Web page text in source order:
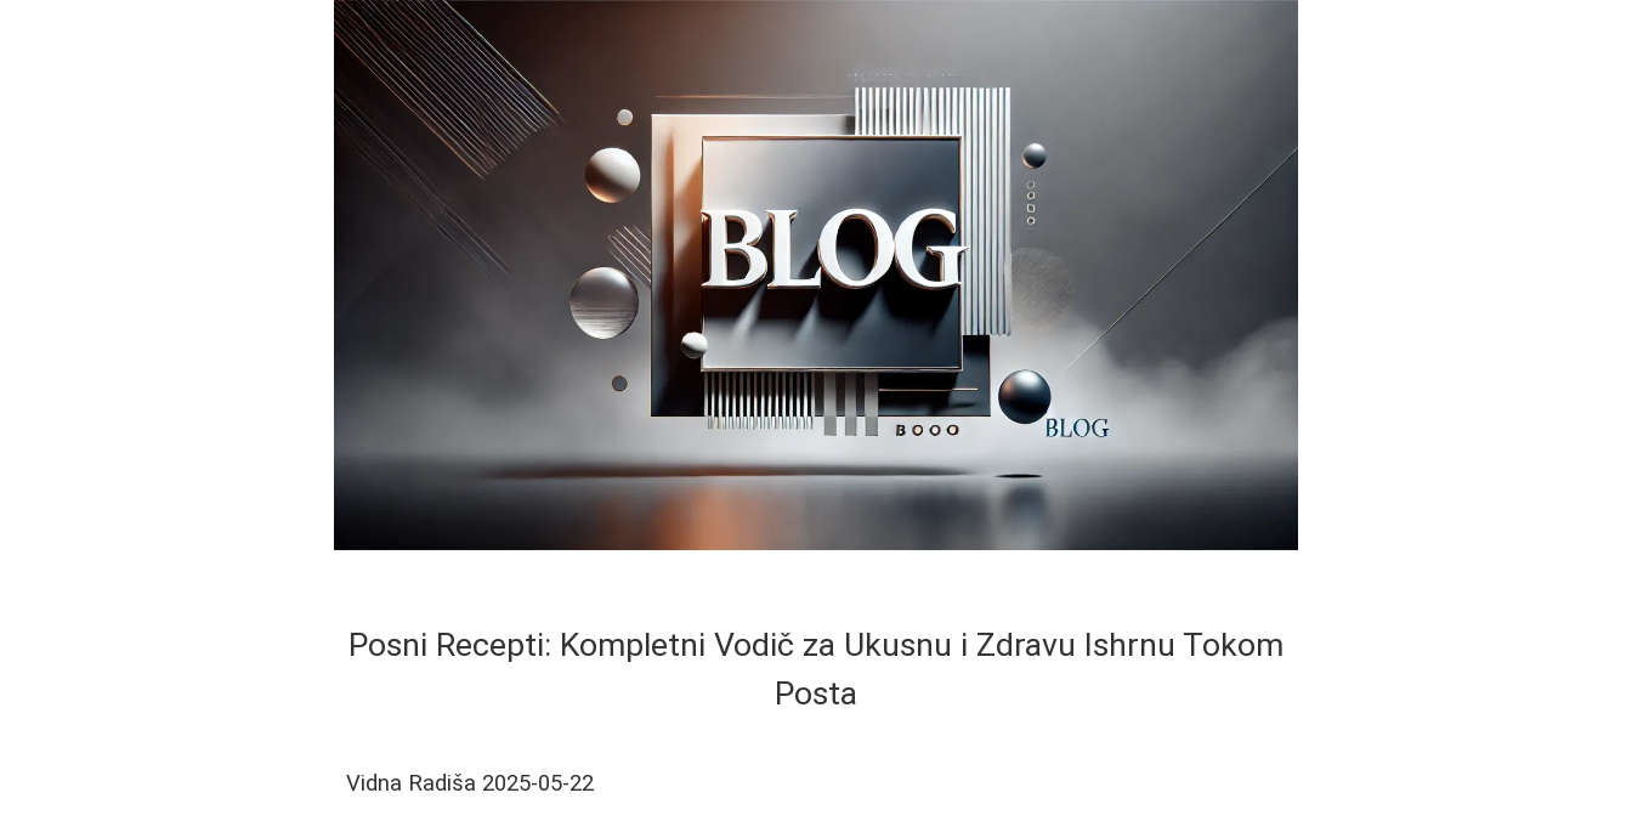
Posni Recepti: Kompletni Vodič za Ukusnu i Zdravu Ishrnu Tokom
Posta
Vidna Radiša 2025-05-22